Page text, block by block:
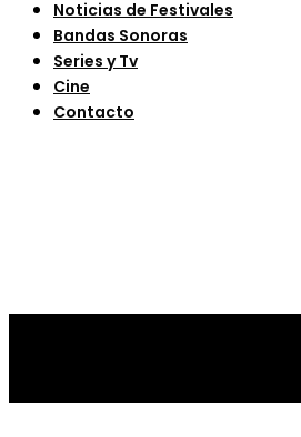
Noticias de Festivales
Bandas Sonoras
Series y Tv
Cine
Contacto